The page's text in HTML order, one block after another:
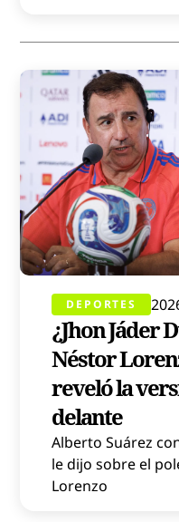
DEPORTES
¿Jhon Jáder
Néstor
reveló la
delante
Alberto Suárez
le dijo sobre el
Lorenzo